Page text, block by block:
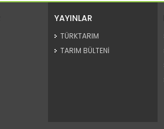
YAYINLAR
TÜRKTARIM
TARIM BÜLTENİ